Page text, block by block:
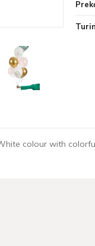
colour with